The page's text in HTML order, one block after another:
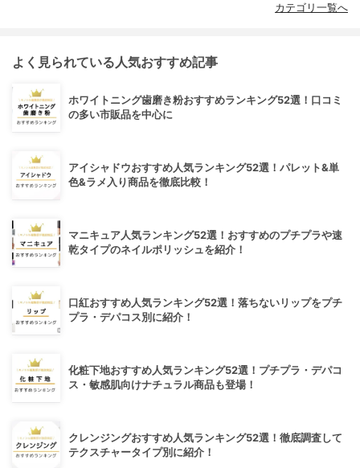
カテゴリ一覧へ
よく見られている人気おすすめ記事
ホワイトニング歯磨き粉おすすめランキング52選！口コミ
の多い市販品を中心に
アイシャドウおすすめ人気ランキング52選！パレット&単
色&ラメ入り商品を徹底比較！
マニキュア人気ランキング52選！おすすめのプチプラや速
乾タイプのネイルポリッシュを紹介！
口紅おすすめ人気ランキング52選！落ちないリップをプチ
プラ・デパコス別に紹介！
化粧下地おすすめ人気ランキング52選！プチプラ・デパコ
ス・敏感肌向けナチュラル商品も登場！
クレンジングおすすめ人気ランキング52選！徹底調査して
テクスチャータイプ別に紹介！